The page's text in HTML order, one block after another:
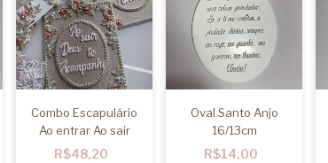
Combo Escapulário
Ao entrar Ao sair
R$48,20
Oval Santo Anjo
16/13cm
R$14,00